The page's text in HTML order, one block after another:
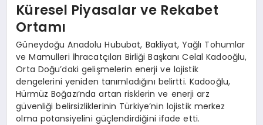
Küresel Piyasalar ve Rekabet
Ortamı
Güneydoğu Anadolu Hububat, Bakliyat, Yağlı Tohumlar
ve Mamulleri İhracatçıları Birliği Başkanı Celal Kadooğlu,
Orta Doğu’daki gelişmelerin enerji ve lojistik
dengelerini yeniden tanımladığını belirtti. Kadooğlu,
Hürmüz Boğazı’nda artan risklerin ve enerji arz
güvenliği belirsizliklerinin Türkiye’nin lojistik merkez
olma potansiyelini güçlendirdiğini ifade etti.